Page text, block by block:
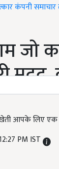
कंपनी समाचार
जो
आपके लिए एक
PM IST